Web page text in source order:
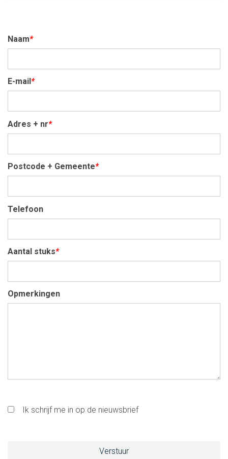
Naam*
E-mail *
Adres + nr*
Postcode + Gemeente*
Telefoon
Aantal stuks*
Opmerkingen
Ik schrijf me in op de nieuwsbrief